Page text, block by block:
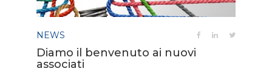
NEWS
Diamo il benvenuto ai nuovi
associati